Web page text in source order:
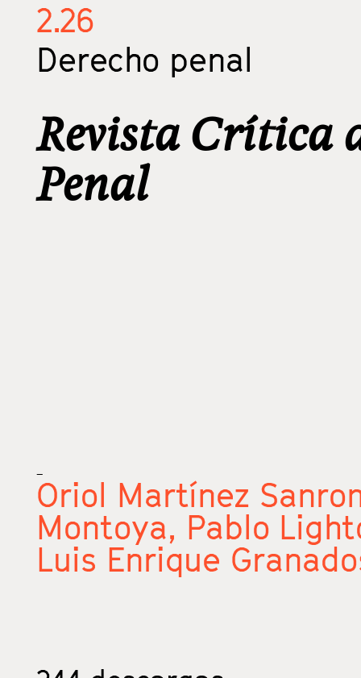
2.26
Derecho penal
Revista Crítica
Penal
_
Oriol Martínez
Montoya, Pablo
Luis Enrique